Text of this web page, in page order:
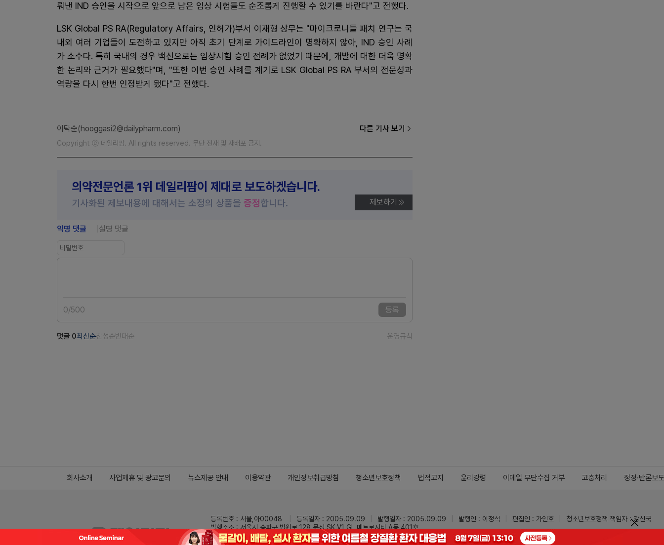
뤄낸 IND 승인을 시작으로 앞으로 남은 임상 시험들도 순조롭게 진행할 수 있기를 바란다"고 전했다.
LSK Global PS RA(Regulatory Affairs, 인허가)부서 이재형 상무는 "마이크로니들 패치 연구는 국
내외 여러 기업들이 도전하고 있지만 아직 초기 단계로 가이드라인이 명확하지 않아, IND 승인 사례
가 소수다. 특히 국내의 경우 백신으로는 임상시험 승인 전례가 없었기 때문에, 개발에 대한 더욱 명확
한 논리와 근거가 필요했다"며, "또한 이번 승인 사례를 계기로 LSK Global PS RA 부서의 전문성과
역량을 다시 한번 인정받게 됐다"고 전했다.
이탁순(hooggasi2@dailypharm.com) 다른 기사 보기
Copyright ⓒ 데일리팜. All rights reserved. 무단 전재 및 재배포 금지.
의약전문언론 1위 데일리팜이 제대로 보도하겠습니다.
기사화된 제보내용에 대해서는 소정의 상품을 증정합니다. 제보하기
익명 댓글 실명 댓글
0/500 등록
댓글 0최신순찬성순반대순 운영규칙
회사소개 사업제휴 및 광고문의 뉴스제공 안내 이용약관 개인정보취급방침 청소년보호정책 법적고지 윤리강령 이메일 무단수집 거부 고충처리 정정·반론보도
등록번호 : 서울,아00048 등록일자 : 2005.09.09 발행일자 : 2005.09.09 발행인 : 이정석 편집인 : 가인호
청소년보호정책 책임자 : 강신국
발행주소 : 서울시 송파구 법원로 128 문정 SK V1 GL 메트로시티 A동 401호
전화 : 02-3473-0833
팩스 : 02-3434-0169 Mail :dailypharm@dailypharm.com